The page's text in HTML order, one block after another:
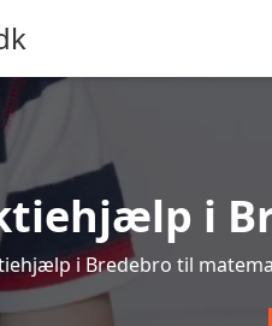
i
i Bredebro til